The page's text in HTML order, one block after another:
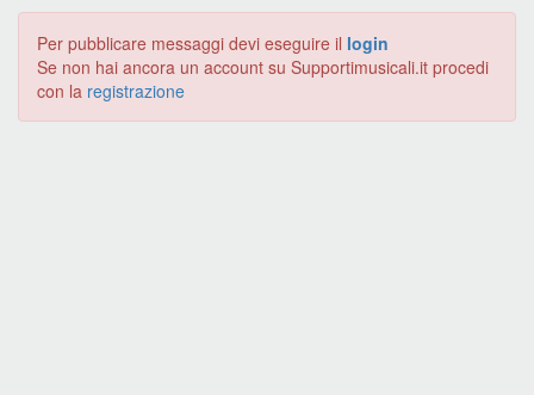
Per pubblicare messaggi devi eseguire il login
Se non hai ancora un account su Supportimusicali.it procedi
con la registrazione